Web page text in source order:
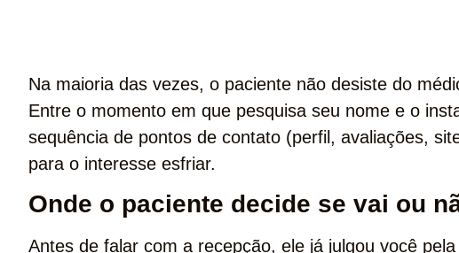
Na maioria das vezes, o paciente não desiste do
Entre o momento em que pesquisa seu nome e o
sequência de pontos de contato (perfil, avaliações,
para o interesse esfriar.
Onde o paciente decide se vai ou
Antes de falar com a recepção, ele já julgou você